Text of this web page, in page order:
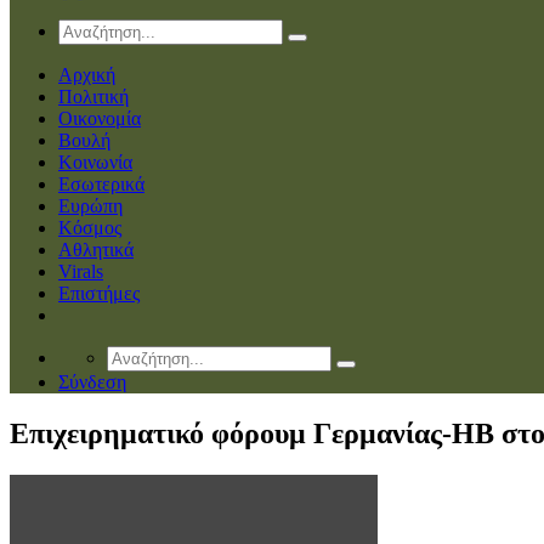
Αρχική
Πολιτική
Οικονομία
Βουλή
Κοινωνία
Εσωτερικά
Ευρώπη
Κόσμος
Αθλητικά
Virals
Επιστήμες
Σύνδεση
Επιχειρηματικό φόρουμ Γερμανίας-ΗΒ